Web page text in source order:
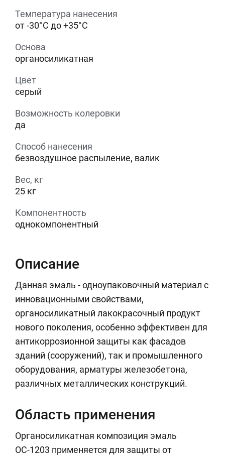
Температура нанесения
от -30°С до +35°С
Основа
органосиликатная
Цвет
серый
Возможность колеровки
да
Способ нанесения
безвоздушное распыление, валик
Вес, кг
25 кг
Компонентность
однокомпонентный
Описание
Данная эмаль - одноупаковочный материал с
инновационными свойствами,
органосиликатный лакокрасочный продукт
нового поколения, особенно эффективен для
антикоррозионной защиты как фасадов
зданий (сооружений), так и промышленного
оборудования, арматуры железобетона,
различных металлических конструкций.
Область применения
Органосиликатная композиция эмаль
ОС-1203 применяется для защиты от